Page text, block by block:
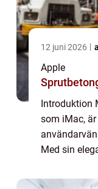
12 juni 2026
Apple
Introduktion
som iMac,
Med sin
Stationär